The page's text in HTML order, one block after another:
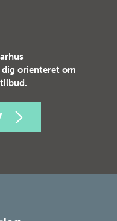
orienteret om